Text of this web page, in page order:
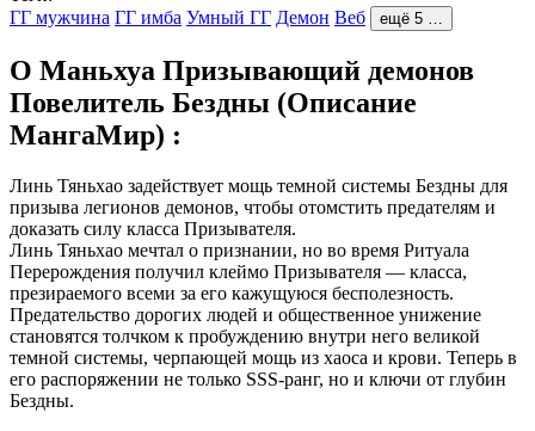
ГГ мужчина ГГ имба Умный ГГ Демон Веб ещё 5 …
О Маньхуа Призывающий демонов
Повелитель Бездны (Описание
МангаМир) :
Линь Тяньхао задействует мощь темной системы Бездны для
призыва легионов демонов, чтобы отомстить предателям и
доказать силу класса Призывателя.
Линь Тяньхао мечтал о признании, но во время Ритуала
Перерождения получил клеймо Призывателя — класса,
презираемого всеми за его кажущуюся бесполезность.
Предательство дорогих людей и общественное унижение
становятся толчком к пробуждению внутри него великой
темной системы, черпающей мощь из хаоса и крови. Теперь в
его распоряжении не только SSS-ранг, но и ключи от глубин
Бездны.